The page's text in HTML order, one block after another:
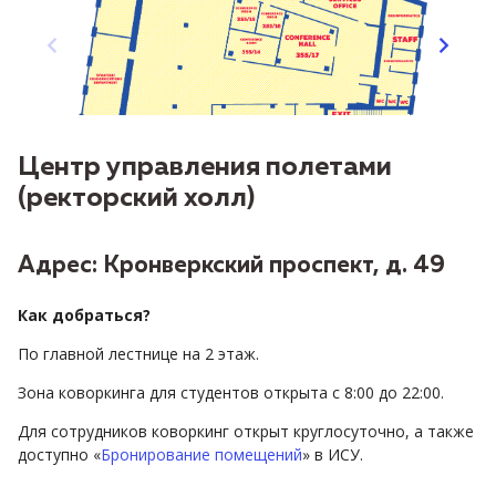
Центр управления полетами
(ректорский холл)
Адрес: Кронверкский проспект, д. 49
Как добраться?
По главной лестнице на 2 этаж.
Зона коворкинга для студентов открыта с 8:00 до 22:00.
Для сотрудников коворкинг открыт круглосуточно, а также
доступно «Бронирование помещений» в ИСУ.